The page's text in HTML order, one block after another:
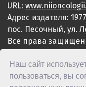
Наш сайт
пользоваться, вы
URL:
Адрес издателя:
пос. Песочный, ул.
Все права
ISSN 2949-4915